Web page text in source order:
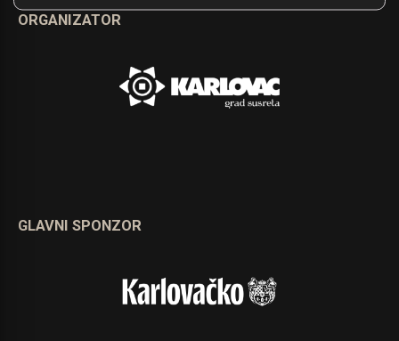
ORGANIZATOR
GLAVNI SPONZOR